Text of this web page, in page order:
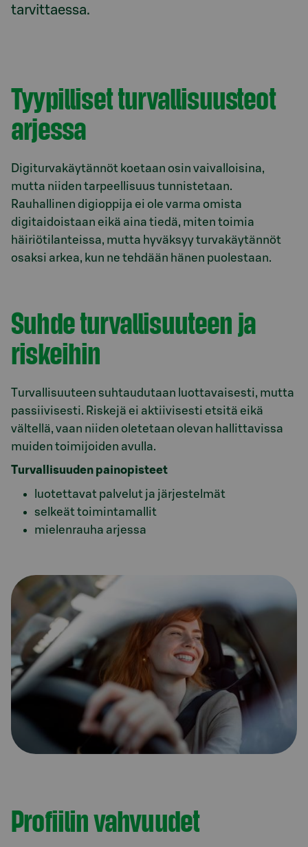
tarvittaessa.
Tyypilliset tur­val­li­suus­te­ot
arjessa
Digiturvakäytännöt koetaan osin vaivalloisina,
mutta niiden tarpeellisuus tunnistetaan.
Rauhallinen digioppija ei ole varma omista
digitaidoistaan eikä aina tiedä, miten toimia
häiriötilanteissa, mutta hyväksyy turvakäytännöt
osaksi arkea, kun ne tehdään hänen puolestaan.
Suhde turvallisuuteen ja
riskeihin
Turvallisuuteen suhtaudutaan luottavaisesti, mutta
passiivisesti. Riskejä ei aktiivisesti etsitä eikä
vältellä, vaan niiden oletetaan olevan hallittavissa
muiden toimijoiden avulla.
Turvallisuuden painopisteet
luotettavat palvelut ja järjestelmät
selkeät toimintamallit
mielenrauha arjessa
Profiilin vahvuudet